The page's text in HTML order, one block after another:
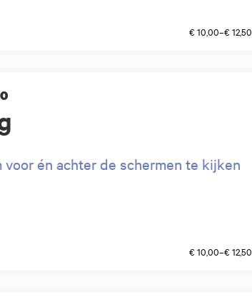
€ 10,00–€ 12,50
voor én achter de schermen te kijken
€ 10,00–€ 12,50